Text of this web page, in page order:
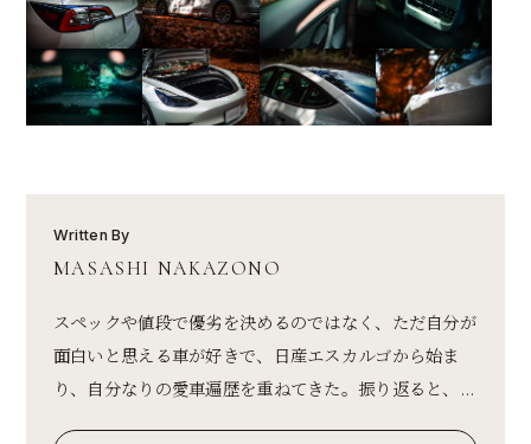
Written By
MASASHI NAKAZONO
スペックや値段で優劣を決めるのではなく、ただ自分が
面白いと思える車が好きで、日産エスカルゴから始ま
り、自分なりの愛車遍歴を重ねてきた。振り返ると、...